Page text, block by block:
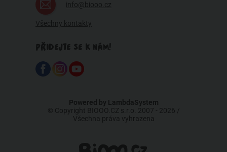
info@biooo.cz
Všechny kontakty
PŘIDEJTE SE K NÁM!
Powered by LambdaSystem
© Copyright BIOOO.CZ s.r.o. 2007 - 2026 /
Všechna práva vyhrazena